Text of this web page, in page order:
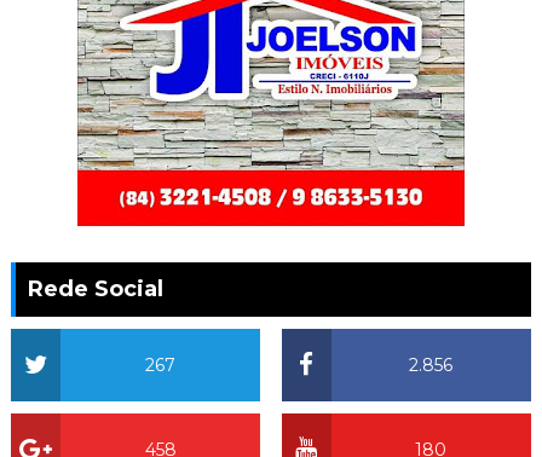
Rede Social
2.856
267
180
458